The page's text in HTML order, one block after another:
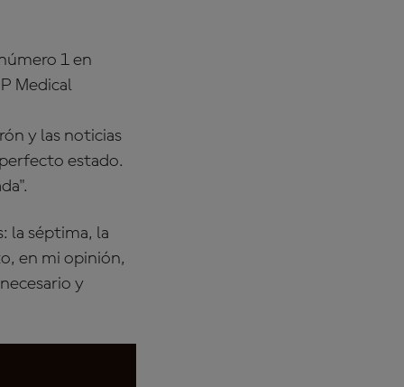
1 en
Medical
y las noticias
estado.
la séptima, la
en mi opinión,
y